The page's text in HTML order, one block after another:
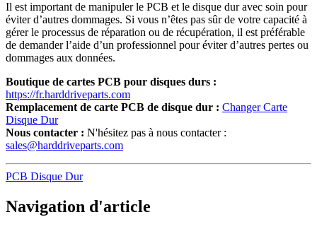
Il est important de manipuler le PCB et le disque dur avec soin pour
éviter d’autres dommages. Si vous n’êtes pas sûr de votre capacité à
gérer le processus de réparation ou de récupération, il est préférable
de demander l’aide d’un professionnel pour éviter d’autres pertes ou
dommages aux données.
Boutique de cartes PCB pour disques durs :
https://fr.harddriveparts.com
Remplacement de carte PCB de disque dur : Changer Carte
Disque Dur
Nous contacter : N'hésitez pas à nous contacter :
sales@harddriveparts.com
PCB Disque Dur
Navigation d'article